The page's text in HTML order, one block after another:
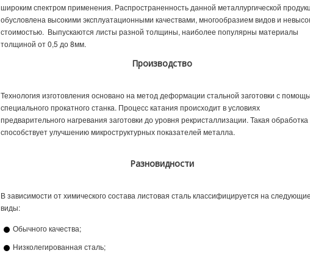
Лист стальной 60
Лист стальной 45 Лист стальной 7
Лист стальной 22
Лист стальной 15
Лист стальной 70 Лист стальной ГОСТ 19903-2015
широким спектром применения. Распространенность данной металлургической
обусловлена высокими эксплуатационными качествами, многообразием видов и
стоимостью. Выпускаются листы разной толщины, наиболее популярны материалы
толщиной от 0,5 до 8мм.
Производство
Технология изготовления основано на метод деформации стальной заготовки с
специального прокатного станка. Процесс катания происходит в условиях
предварительного нагревания заготовки до уровня рекристаллизации. Такая обработка
способствует улучшению микроструктурных показателей металла.
Разновидности
В зависимости от химического состава листовая сталь классифицируется на следующие
виды:
Обычного качества;
Низколегированная сталь;